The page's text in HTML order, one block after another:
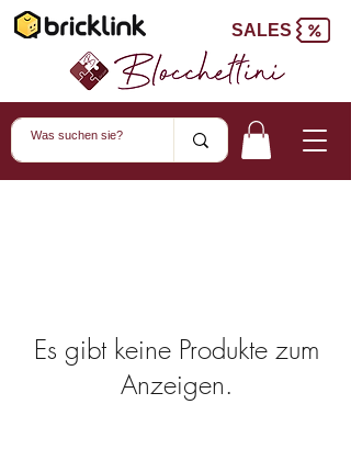
SALES
Es gibt keine Produkte zum
Anzeigen.